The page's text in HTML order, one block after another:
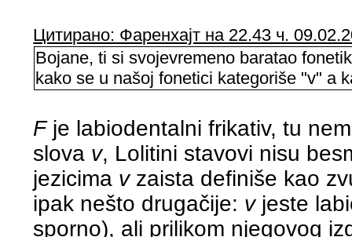
Цитирано: Фаренхајт на 22.43 ч.
Bojane, ti si svojevremeno baratao
kako se u našoj fonetici kategoriše "v" a
Fje labiodentalni frikativ, tu
slova v, Lolitini stavovi nisu
jezicima vzaista definiše kao
ipak nešto drugačije: vjeste
sporno), ali prilikom njegovog